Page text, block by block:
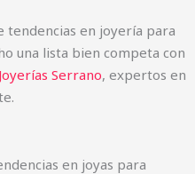
tendencias en joyería para
una lista bien competa con
Joyerías Serrano, expertos en
en joyas para